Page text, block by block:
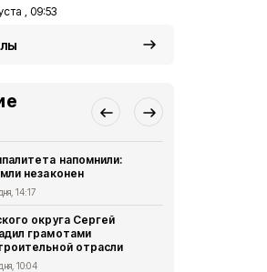
, 09:53
напомнили:
незаконен
14:17
округа Сергей
грамотами
отрасли
10:04